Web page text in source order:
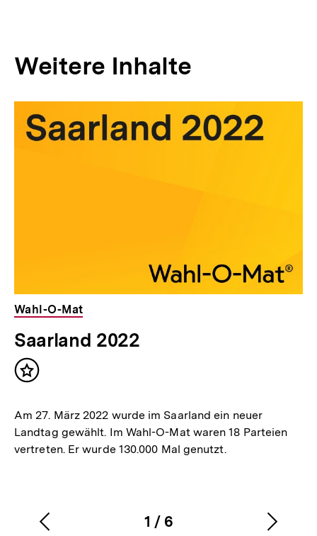
Weitere Inhalte
für
weitere
überspringen
Wahl-O-Mat
Saarland 2022
Inhalt
Am 27. März 2022 wurde im Saarland ein neuer
Landtag gewählt. Im Wahl-O-Mat waren 18 Parteien
vertreten. Er wurde 130.000 Mal genutzt.
Karussellinhalt
1
von
/ 6